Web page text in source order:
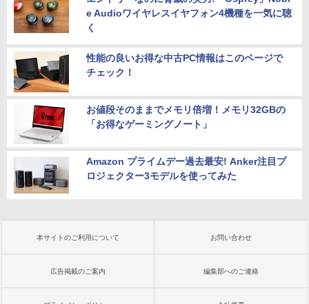
e Audioワイヤレスイヤフォン4機種を一気に聴
く
性能の良いお得な中古PC情報はこのページで
チェック！
お値段そのままでメモリ倍増！メモリ32GBの
「お得なゲーミングノート」
Amazon プライムデー過去最安! Anker注目プ
ロジェクター3モデルを使ってみた
本サイトのご利用について お問い合わせ
広告掲載のご案内 編集部へのご連絡